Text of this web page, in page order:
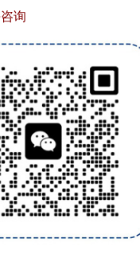
询